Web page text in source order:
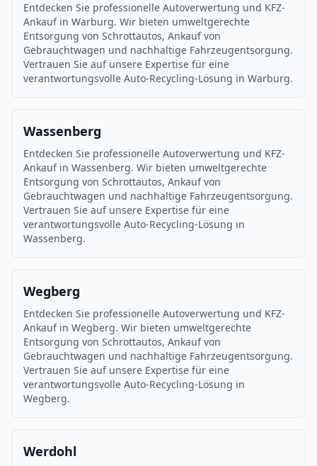
Entdecken Sie professionelle Autoverwertung und KFZ-
Ankauf in Warburg. Wir bieten umweltgerechte
Entsorgung von Schrottautos, Ankauf von
Gebrauchtwagen und nachhaltige Fahrzeugentsorgung.
Vertrauen Sie auf unsere Expertise für eine
verantwortungsvolle Auto-Recycling-Lösung in Warburg.
Wassenberg
Entdecken Sie professionelle Autoverwertung und KFZ-
Ankauf in Wassenberg. Wir bieten umweltgerechte
Entsorgung von Schrottautos, Ankauf von
Gebrauchtwagen und nachhaltige Fahrzeugentsorgung.
Vertrauen Sie auf unsere Expertise für eine
verantwortungsvolle Auto-Recycling-Lösung in
Wassenberg.
Wegberg
Entdecken Sie professionelle Autoverwertung und KFZ-
Ankauf in Wegberg. Wir bieten umweltgerechte
Entsorgung von Schrottautos, Ankauf von
Gebrauchtwagen und nachhaltige Fahrzeugentsorgung.
Vertrauen Sie auf unsere Expertise für eine
verantwortungsvolle Auto-Recycling-Lösung in
Wegberg.
Werdohl